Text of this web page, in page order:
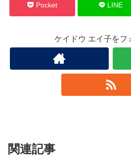
Pocket LINE
ケイドウ エイ子をフ
関連記事